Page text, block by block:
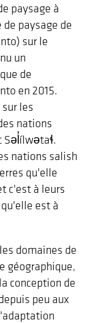
paysage à
paysage de
sur le
un
de
en 2015.
les
nations
nations salish
qu'elle
c'est à leurs
est à
domaines de
géographique,
conception de
peu aux